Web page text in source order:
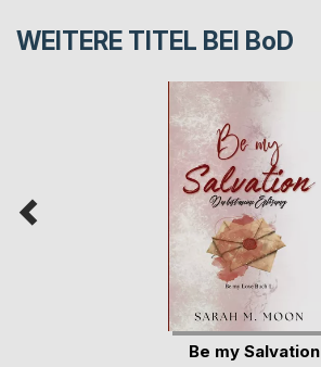
WEITERE TITEL BEI BoD
Be my Salvation